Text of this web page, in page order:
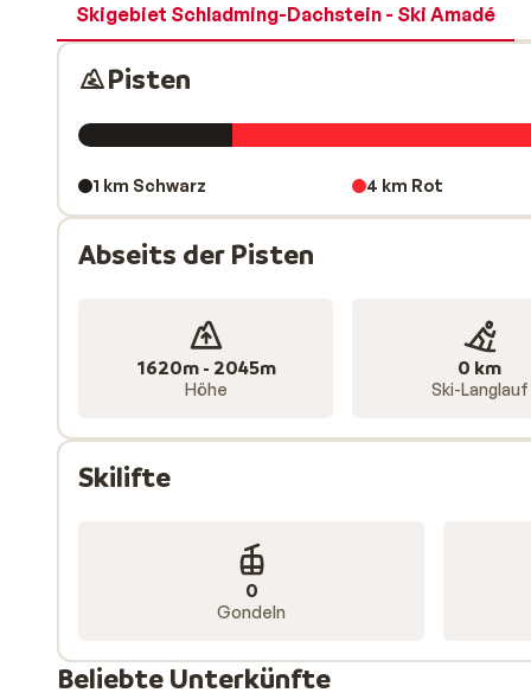
Skigebiet Schladming-Dachstein - Ski Amadé
Pisten
1 km Schwarz 4 km Rot
Abseits der Pisten
1620m - 2045m
Höhe
0 km
Ski-Langlauf
Skilifte
0
Gondeln
Beliebte Unterkünfte